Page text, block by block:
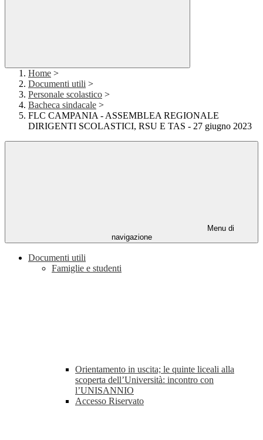
Home >
Documenti utili >
Personale scolastico >
Bacheca sindacale >
FLC CAMPANIA - ASSEMBLEA REGIONALE
DIRIGENTI SCOLASTICI, RSU E TAS - 27 giugno 2023
Menu di
navigazione
Documenti utili
Famiglie e studenti
Orientamento in uscita; le quinte liceali alla
scoperta dell’Università: incontro con
l’UNISANNIO
Accesso Riservato